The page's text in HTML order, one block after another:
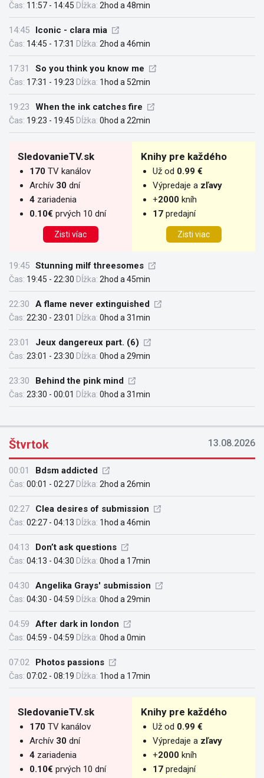
Čas: 11:57 - 14:45 Dĺžka: 2hod a 48min
14:45 Iconic - clara mia
Čas: 14:45 - 17:31 Dĺžka: 2hod a 46min
17:31 So you think you know me
Čas: 17:31 - 19:23 Dĺžka: 1hod a 52min
19:23 When the ink catches fire
Čas: 19:23 - 19:45 Dĺžka: 0hod a 22min
SledovanieTV.sk
170 TV kanálov
Archív 30 dní
4 zariadenia
0.10€ prvých 10 dní
Zisti víac
Knihy pre každého
Už od 0.99 €
Výpredaje a zľavy
+2000 kníh
17 predajní
Zisti viac
19:45 Stunning milf threesomes
Čas: 19:45 - 22:30 Dĺžka: 2hod a 45min
22:30 A flame never extinguished
Čas: 22:30 - 23:01 Dĺžka: 0hod a 31min
23:01 Jeux dangereux part. (6)
Čas: 23:01 - 23:30 Dĺžka: 0hod a 29min
23:30 Behind the pink mind
Čas: 23:30 - 00:01 Dĺžka: 0hod a 31min
Štvrtok 13.08.2026
00:01 Bdsm addicted
Čas: 00:01 - 02:27 Dĺžka: 2hod a 26min
02:27 Clea desires of submission
Čas: 02:27 - 04:13 Dĺžka: 1hod a 46min
04:13 Don’t ask questions
Čas: 04:13 - 04:30 Dĺžka: 0hod a 17min
04:30 Angelika Grays' submission
Čas: 04:30 - 04:59 Dĺžka: 0hod a 29min
04:59 After dark in london
Čas: 04:59 - 04:59 Dĺžka: 0hod a 0min
07:02 Photos passions
Čas: 07:02 - 08:19 Dĺžka: 1hod a 17min
SledovanieTV.sk
170 TV kanálov
Archív 30 dní
4 zariadenia
0.10€ prvých 10 dní
Knihy pre každého
Už od 0.99 €
Výpredaje a zľavy
+2000 kníh
17 predajní